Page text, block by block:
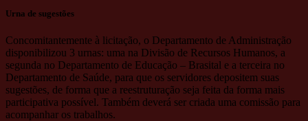
Urna de sugestões
Concomitantemente à licitação, o Departamento de Administração
disponibilizou 3 urnas: uma na Divisão de Recursos Humanos, a
segunda no Departamento de Educação – Brasital e a terceira no
Departamento de Saúde, para que os servidores depositem suas
sugestões, de forma que a reestruturação seja feita da forma mais
participativa possível. Também deverá ser criada uma comissão para
acompanhar os trabalhos.